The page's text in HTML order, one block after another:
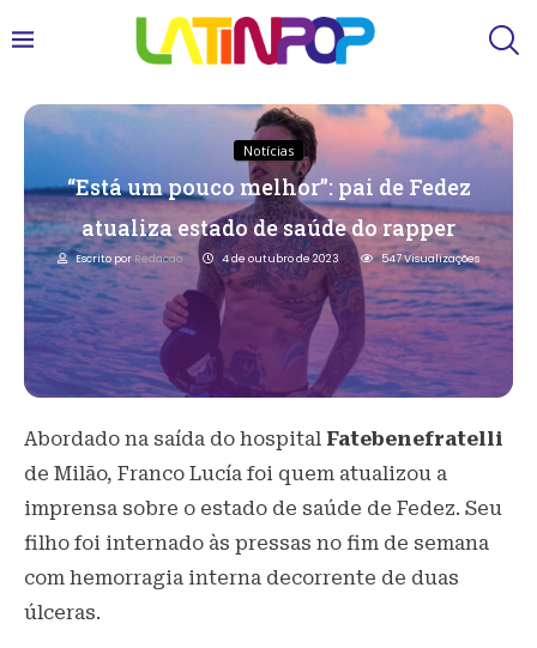
Notícias
“Está um pouco melhor”: pai de Fedez
atualiza estado de saúde do rapper
Escrito por Redacao 4 de outubro de 2023 547Visualizações
Abordado na saída do hospital Fatebenefratelli
de Milão, Franco Lucía foi quem atualizou a
imprensa sobre o estado de saúde de Fedez. Seu
filho foi internado às pressas no fim de semana
com hemorragia interna decorrente de duas
úlceras.